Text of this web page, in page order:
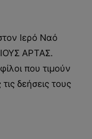
Ιερό Ναό
ΑΡΤΑΣ.
που τιμούν
δεήσεις τους